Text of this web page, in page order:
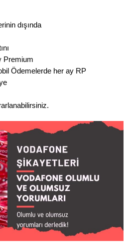
dışında
Premium
Ödemelerde her ay RP